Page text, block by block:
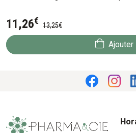
11,26€ 13,25€
Ajouter